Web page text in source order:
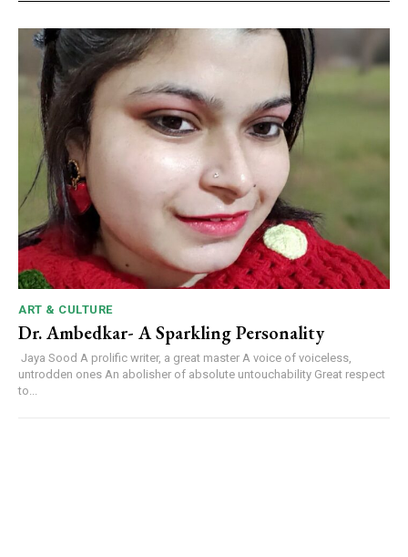
ART & CULTURE
Dr. Ambedkar- A Sparkling Personality
Jaya Sood A prolific writer, a great master A voice of voiceless,
untrodden ones An abolisher of absolute untouchability Great respect
to...